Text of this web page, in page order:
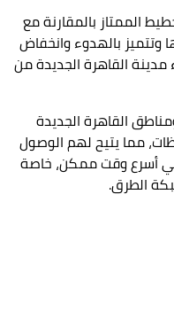
الممتاز بالمقارنة مع
وتتميز بالهدوء وانخفاض
مدينة القاهرة الجديدة من
القاهرة الجديدة
مما يتيح لهم الوصول
أسرع وقت ممكن، خاصة
الطرق.